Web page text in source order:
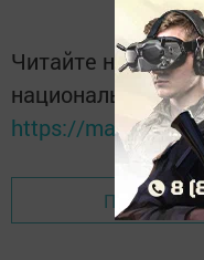
Читайте новости
национальном
https://max.ru/
Перейти на